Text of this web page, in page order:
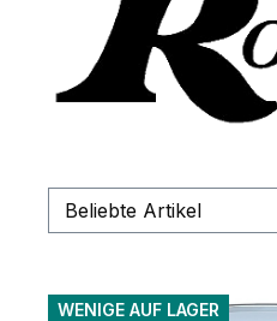
WENIGE AUF LAGER